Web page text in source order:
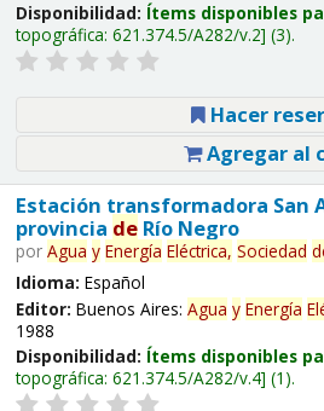
Disponibilidad: Ítems disponibles
topográfica: 621.374.5/A282/v.2 (3).
Hacer
Agregar al
Estación transformadora San
provincia deRío Negro
por Agua y Energía Eléctrica, Sociedad
Idioma: Español
Editor: Buenos Aires: Agua y Energía
1988
Disponibilidad: Ítems disponibles
topográfica: 621.374.5/A282/v.4 (1).